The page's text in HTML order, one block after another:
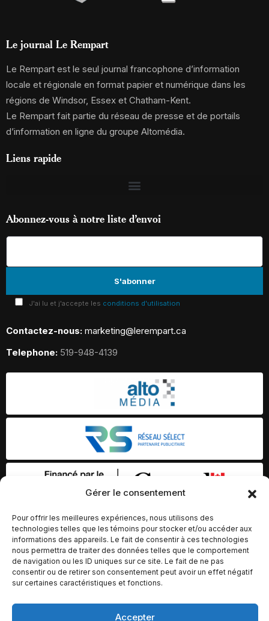
Gérer le consentement
Pour offrir les meilleures expériences, nous utilisons des
technologies telles que les témoins pour stocker et/ou accéder aux
informations des appareils. Le fait de consentir à ces technologies
nous permettra de traiter des données telles que le comportement
de navigation ou les ID uniques sur ce site. Le fait de ne pas
consentir ou de retirer son consentement peut avoir un effet négatif
sur certaines caractéristiques et fonctions.
Accepter
Le journal Le Rempart
Le Rempart est le seul journal francophone d’information
locale et régionale en format papier et numérique dans les
régions de Windsor, Essex et Chatham-Kent.
Le Rempart fait partie du réseau de presse et de portails
d’information en ligne du groupe Altomédia.
Liens rapide
Abonnez-vous à notre liste d’envoi
J'ai lu et j'accepte les conditions d'utilisation
Contactez-nous: marketing@lerempart.ca
Telephone: 519-948-4139
© Copyright 2026 – Altomédia Inc |